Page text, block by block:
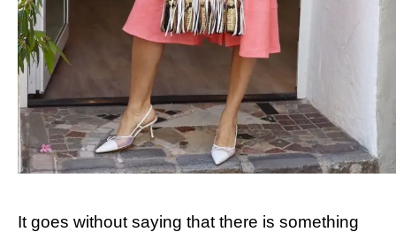
It goes without saying that there is something